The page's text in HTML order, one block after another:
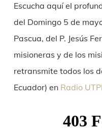
Escucha aquí el
del Domingo 5 de
Pascua, del P. Jesús
misioneras y de los
retransmite todos los
Ecuador) en Radio